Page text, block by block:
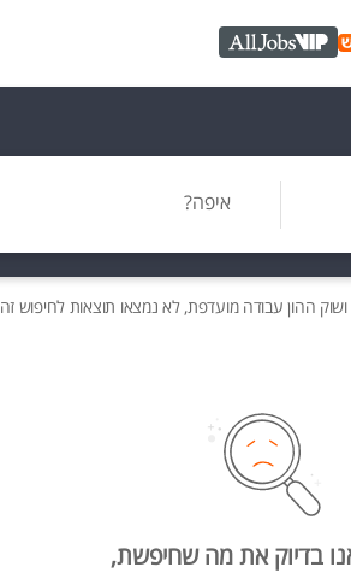
AllJobs VIP
איפה?
ההון עבודה מועדפת, לא נמצאו תוצאות לחיפוש זה
בדיוק את מה שחיפשת,